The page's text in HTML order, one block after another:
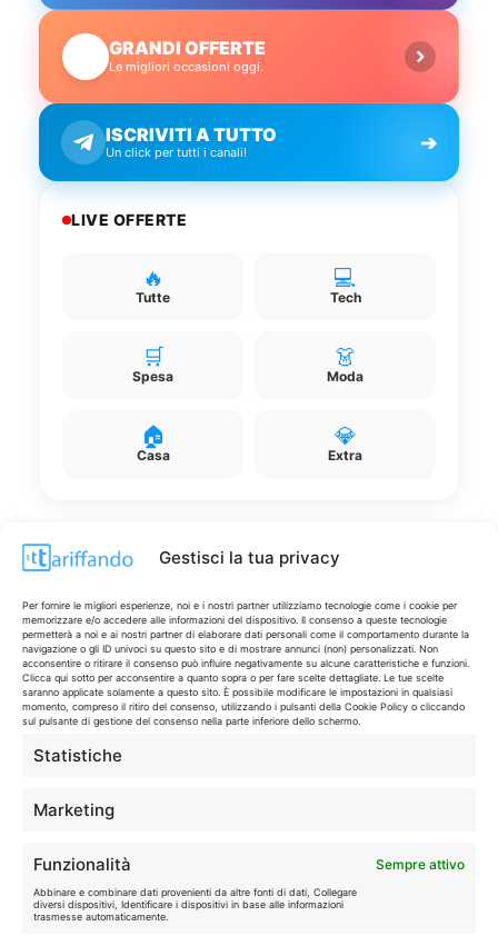
Gestisci la tua privacy
Per fornire le migliori esperienze, noi e i nostri partner utilizziamo tecnologie come i cookie per
memorizzare e/o accedere alle informazioni del dispositivo. Il consenso a queste tecnologie
permetterà a noi e ai nostri partner di elaborare dati personali come il comportamento durante la
navigazione o gli ID univoci su questo sito e di mostrare annunci (non) personalizzati. Non
acconsentire o ritirare il consenso può influire negativamente su alcune caratteristiche e funzioni.
Clicca qui sotto per acconsentire a quanto sopra o per fare scelte dettagliate. Le tue scelte
saranno applicate solamente a questo sito. È possibile modificare le impostazioni in qualsiasi
momento, compreso il ritiro del consenso, utilizzando i pulsanti della Cookie Policy o cliccando
sul pulsante di gestione del consenso nella parte inferiore dello schermo.
Statistiche
Marketing
Funzionalità Sempre attivo
Abbinare e combinare dati provenienti da altre fonti di dati, Collegare
diversi dispositivi, Identificare i dispositivi in base alle informazioni
trasmesse automaticamente.
GRANDI OFFERTE
Le migliori occasioni oggi.
ISCRIVITI A TUTTO
Un click per tutti i canali! ➔
LIVE OFFERTE
🔥
Tutte
💻
Tech
🛒
Spesa
👗
Moda
🏠
Casa
💎
Extra
Disclaimer
I marchi citati appartengono ai rispettivi proprietari. Le offerte
segnalate possono subire variazioni: verifica sempre le condizioni
sui siti ufficiali.
guadagno dagli acquisti idonei.
Note Legali|Cookie Policy